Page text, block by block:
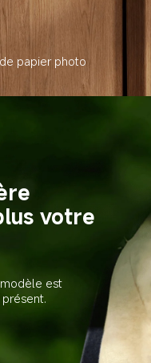
papier photo
votre
est